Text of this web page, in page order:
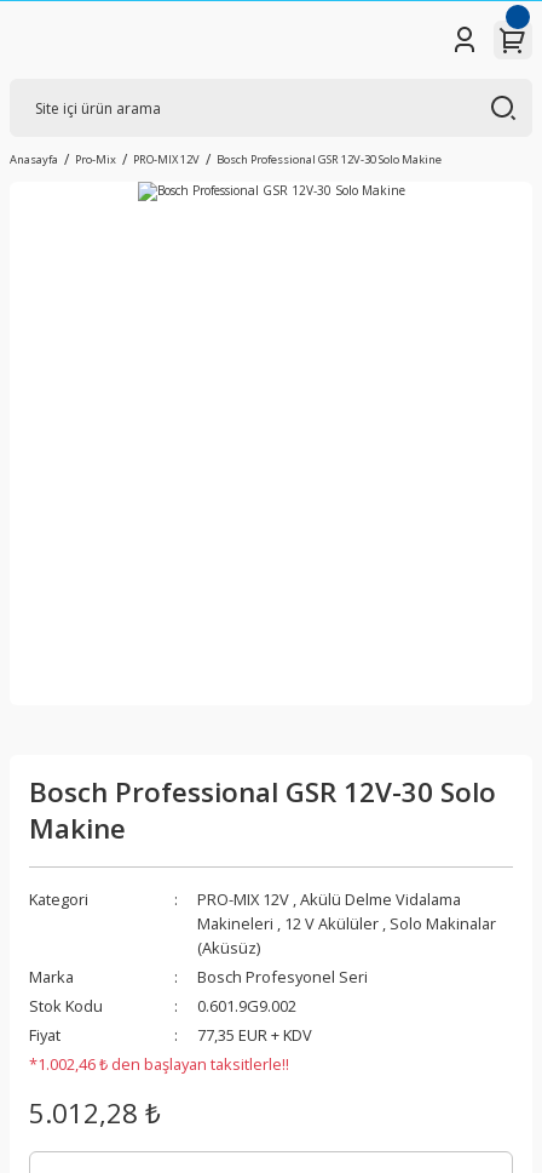
Anasayfa Pro-Mix PRO-MIX 12V Bosch Professional GSR 12V-30 Solo Makine
Bosch Professional GSR 12V-30 Solo
Makine
Kategori PRO-MIX 12V ,Akülü Delme Vidalama
Makineleri , 12 V Akülüler , Solo Makinalar
(Aküsüz)
Marka
Bosch Profesyonel Seri
Stok Kodu
0.601.9G9.002
Fiyat
77,35 EUR + KDV
*1.002,46 ₺ den başlayan taksitlerle!!
5.012,28 ₺